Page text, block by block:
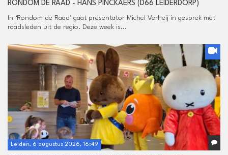
RONDOM DE RAAD - HANS PINCKAERS (D66 LEIDERDORP)
In ‘Rondom de Raad' gaat presentator Michel Verheij in gesprek met
raadsleden uit de regio. Deze week is...
Leiden, 6 augustus 2026, 16:49